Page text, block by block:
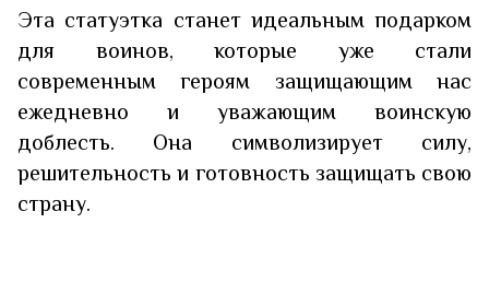
Эта статуэтка станет идеальным подарком
для воинов, которые уже стали
современным героям защищающим нас
ежедневно и уважающим воинскую
доблесть. Она символизирует силу,
решительность и готовность защищать свою
страну.